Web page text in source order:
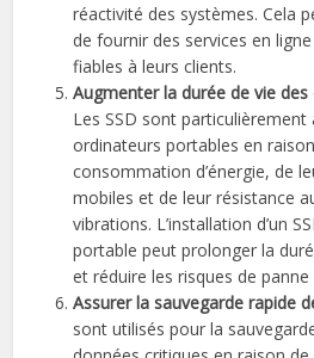
réactivité des systèmes. Cela
de fournir des services en
fiables à leurs clients.
Augmenter la durée de vie
Les SSD sont particulièrement
ordinateurs portables en
consommation d’énergie, de
mobiles et de leur résistance
vibrations. L’installation d’un
portable peut prolonger la
et réduire les risques de panne
Assurer la sauvegarde rapide
sont utilisés pour la